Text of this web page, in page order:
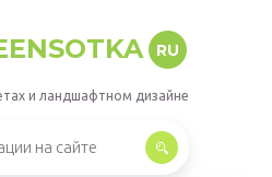
RU
и ландшафтном дизайне